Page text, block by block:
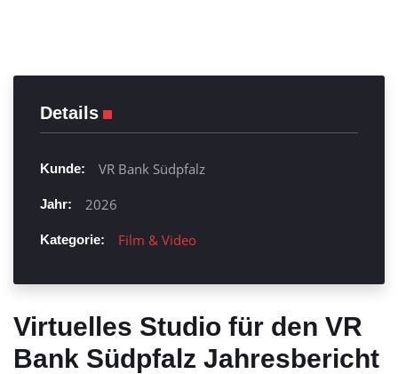
Details
Kunde: VR Bank Südpfalz
Jahr: 2026
Kategorie: Film & Video
Virtuelles Studio für den VR
Bank Südpfalz Jahresbericht